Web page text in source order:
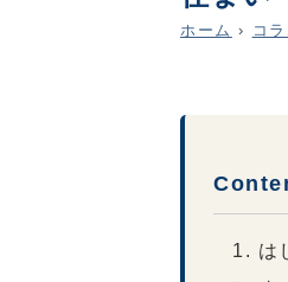
ホーム › コ
1. は